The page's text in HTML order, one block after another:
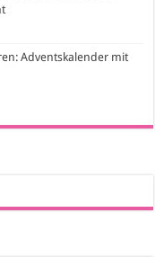
Adventskalender mit